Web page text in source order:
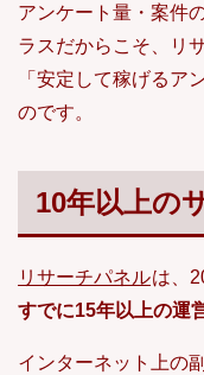
アンケート量・案件
ラスだからこそ、リ
「安定して稼げるア
のです。
10年以上の
リサーチパネルは、
すでに15年以上の運
インターネット上の